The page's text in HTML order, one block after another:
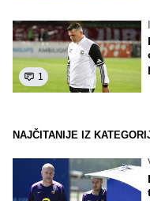
1
NAJČITANIJE IZ